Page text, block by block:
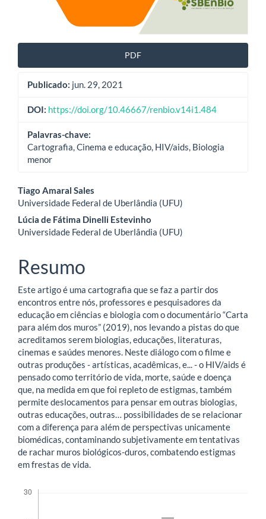
PDF
Publicado: jun. 29, 2021
DOI: https://doi.org/10.46667/renbio.v14i1.484
Palavras-chave:
Cartografia, Cinema e educação, HIV/aids, Biologia
menor
Conteúdo
do
artigo
principal
Tiago Amaral Sales
Universidade Federal de Uberlândia (UFU)
Lúcia de Fátima Dinelli Estevinho
Universidade Federal de Uberlândia (UFU)
Resumo
Este artigo é uma cartografia que se faz a partir dos
encontros entre nós, professores e pesquisadores da
educação em ciências e biologia com o documentário “Carta
para além dos muros” (2019), nos levando a pistas do que
acreditamos serem biologias, educações, literaturas,
cinemas e saúdes menores. Neste diálogo com o filme e
outras produções - artísticas, acadêmicas, e... - o HIV/aids é
pensado como território de vida, morte, saúde e doença
que, na medida em que foi repleto de estigmas, também
permite deslocamentos para pensar em outras biologias,
outras educações, outras… possibilidades de se relacionar
com a diferença para além de perspectivas unicamente
biomédicas, contaminando subjetivamente em tentativas
de rachar muros biológicos-duros, combatendo estigmas
em frestas de vida.